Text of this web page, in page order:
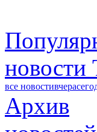
новости
все новостивчера
Архив